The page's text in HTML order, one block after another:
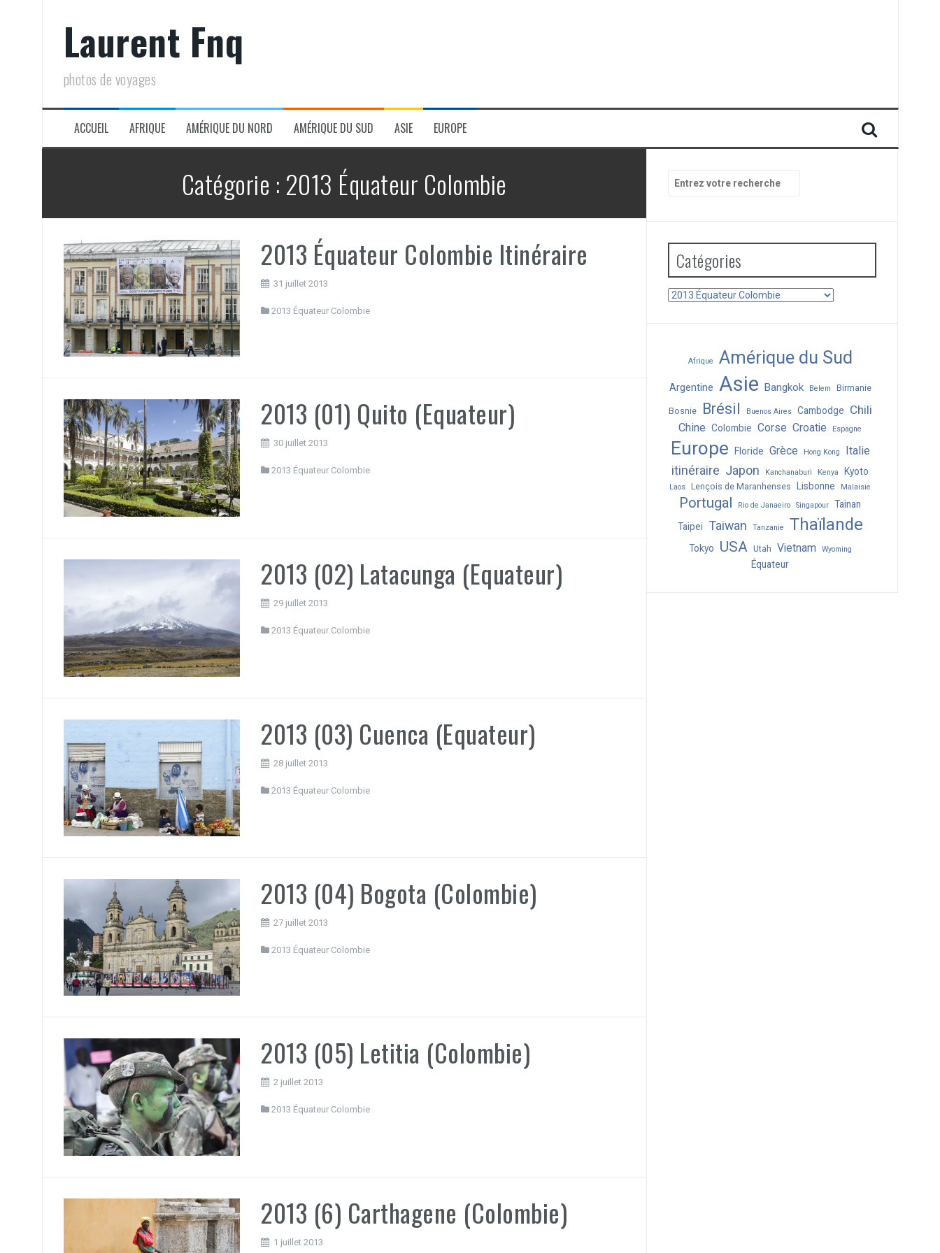
Laurent Fnq
photos de voyages
ACCUEIL AFRIQUE AMÉRIQUE DU NORD AMÉRIQUE DU SUD ASIE EUROPE
Catégorie : 2013 Équateur Colombie
2013 Équateur Colombie Itinéraire
31 juillet 2013
2013 Équateur Colombie
2013 (01) Quito (Equateur)
30 juillet 2013
2013 Équateur Colombie
2013 (02) Latacunga (Equateur)
29 juillet 2013
2013 Équateur Colombie
2013 (03) Cuenca (Equateur)
28 juillet 2013
2013 Équateur Colombie
2013 (04) Bogota (Colombie)
27 juillet 2013
2013 Équateur Colombie
2013 (05) Letitia (Colombie)
2 juillet 2013
2013 Équateur Colombie
2013 (6) Carthagene (Colombie)
1 juillet 2013
pour
Catégories
Catégories
Afrique Amérique du Sud
Argentine Asie Bangkok Belem Birmanie
Bosnie Brésil Buenos Aires Cambodge Chili
Chine Colombie Corse Croatie Espagne
Europe Floride Grèce Hong Kong Italie
itinéraire Japon Kanchanaburi Kenya Kyoto
Laos Lençois de Maranhenses Lisbonne Malaisie
Portugal Rio de Janaeiro Singapour
Tainan
Taipei
Taiwan Tanzanie Thaïlande
Tokyo USA Utah Vietnam Wyoming
Équateur